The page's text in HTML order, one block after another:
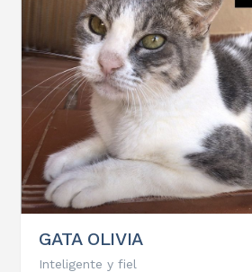
GATA OLIVIA
Inteligente y fiel